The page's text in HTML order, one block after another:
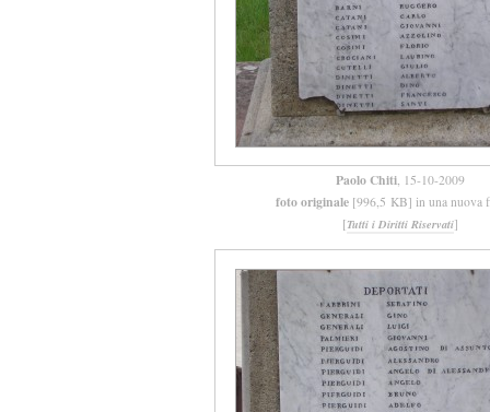
Paolo Chiti, 15-10-2009
foto originale [996,5 KB] in una nuova
[Tutti i Diritti Riservati]